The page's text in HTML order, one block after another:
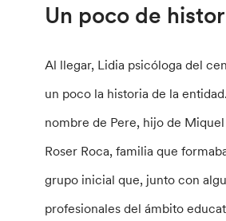
Un poco de
Al llegar, Lidia psicóloga del
un poco la historia de la
nombre de Pere, hijo de
Roser Roca, familia que
grupo inicial que, junto con
profesionales del ámbito